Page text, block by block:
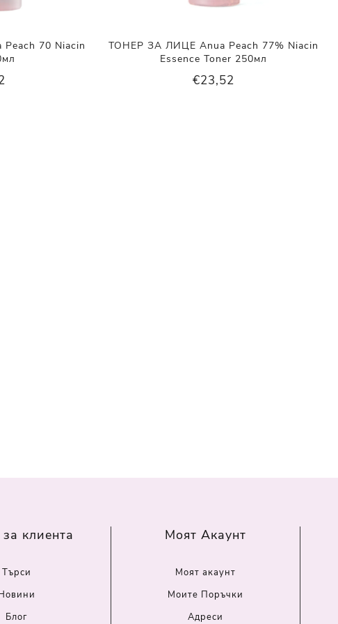
70 Niacin
ТОНЕР ЗА ЛИЦЕ Anua Peach 77% Niacin
Essence Toner 250мл
€23,52
клиента
Търси
Блог
Моят Акаунт
Моят акаунт
Моите Поръчки
Адреси